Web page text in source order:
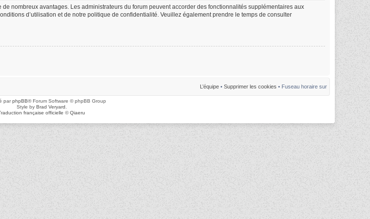
nombreux avantages. Les administrateurs du forum peuvent accorder des fonctionnalités supplémentaires aux
d’utilisation et de notre politique de confidentialité. Veuillez également prendre le temps de consulter
L’équipe • Supprimer les cookies • Fuseau horaire sur
parphpBB® Forum Software © phpBB Group
Style by Brad Veryard
française officielle ©Qiaeru